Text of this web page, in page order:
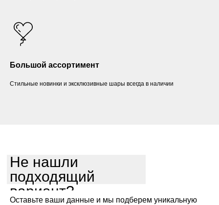
Большой ассортимент
Стильные новинки и эксклюзивные шары всегда в наличии
Не нашли
подходящий
вариант?
Оставьте ваши данные и мы подберем уникальную